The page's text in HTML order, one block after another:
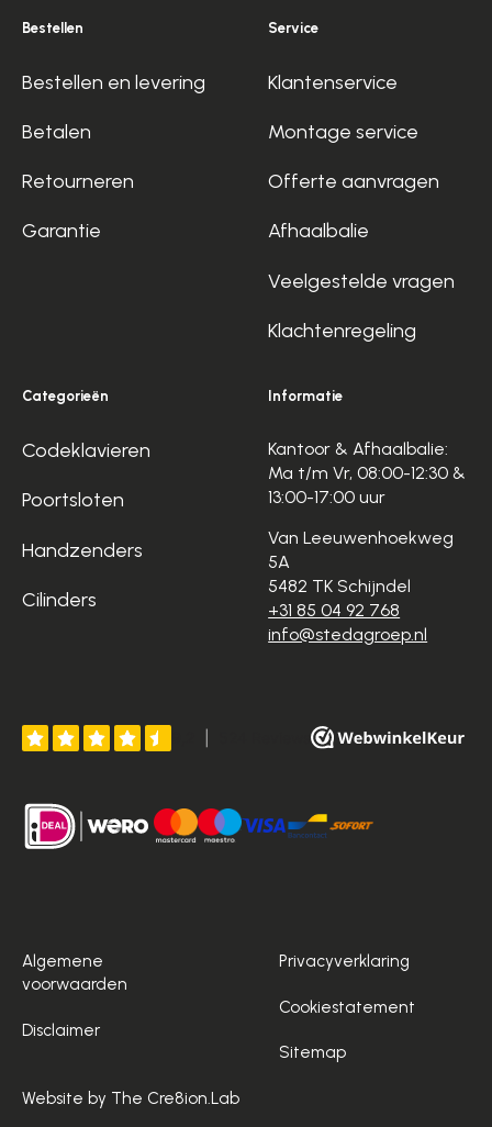
Bestellen
Bestellen en levering
Betalen
Retourneren
Garantie
Service
Klantenservice
Montage service
Offerte aanvragen
Afhaalbalie
Veelgestelde vragen
Klachtenregeling
Categorieën
Codeklavieren
Poortsloten
Handzenders
Cilinders
Informatie
Kantoor & Afhaalbalie:
Ma t/m Vr, 08:00-12:30 &
13:00-17:00 uur
Van Leeuwenhoekweg
5A
5482 TK Schijndel
+31 85 04 92 768
info@stedagroep.nl
Algemene
voorwaarden
Disclaimer
Privacyverklaring
Cookiestatement
Sitemap
Website by The Cre8ion.Lab